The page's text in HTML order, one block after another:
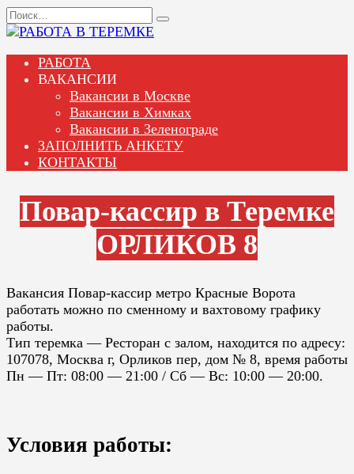
Перейти
к
Search
for:
РАБОТА
ВАКАНСИИ
Вакансии в Москве
Вакансии в Химках
Вакансии в Зеленограде
ЗАПОЛНИТЬ АНКЕТУ
КОНТАКТЫ
Повар-кассир в Теремке
ОРЛИКОВ 8
Вакансия Повар-кассир метро Красные Ворота
работать можно по сменному и вахтовому графику
работы.
Тип теремка — Ресторан с залом, находится по адресу:
107078, Москва г, Орликов пер, дом № 8, время работы
Пн — Пт: 08:00 — 21:00 / Cб — Вс: 10:00 — 20:00.
Условия работы: